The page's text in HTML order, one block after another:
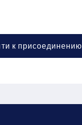
к присоединению